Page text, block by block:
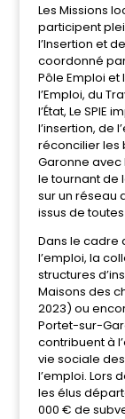
Les Missions
participent
l’Insertion et
coordonné
Pôle Emploi et
l’Emploi, du
l’État, Le
l’insertion, de
réconcilier les
Garonne avec
le tournant de
sur un réseau
issus de
Dans le cadre
l’emploi, la
structures
Maisons des
2023) ou
Portet-sur-
contribuent à
vie sociale
l’emploi. Lors
les élus
000 € de